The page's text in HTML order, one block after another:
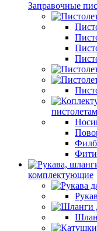
Заправочные
пистолетам
комплектующие